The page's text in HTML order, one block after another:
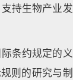
持生物产业发
条约规定的义
则的研究与制